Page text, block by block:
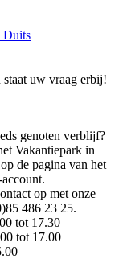
Duits
staat uw vraag erbij!
genoten verblijf?
Vakantiepark in
de pagina van het
op met onze
486 23 25.
tot 17.30
tot 17.00